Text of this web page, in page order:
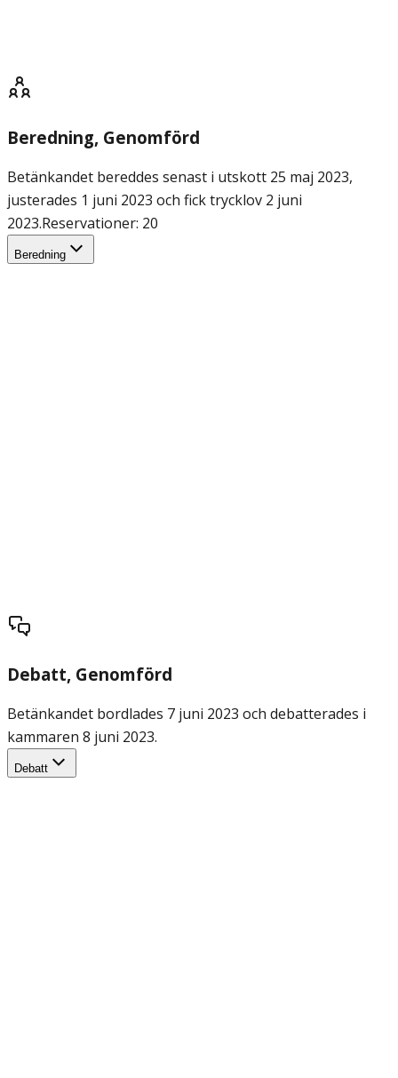
Beredning, Genomförd
Betänkandet bereddes senast i utskott 25 maj 2023,
justerades 1 juni 2023 och fick trycklov 2 juni
2023.Reservationer: 20
Beredning
Debatt, Genomförd
Betänkandet bordlades 7 juni 2023 och debatterades i
kammaren 8 juni 2023.
Debatt